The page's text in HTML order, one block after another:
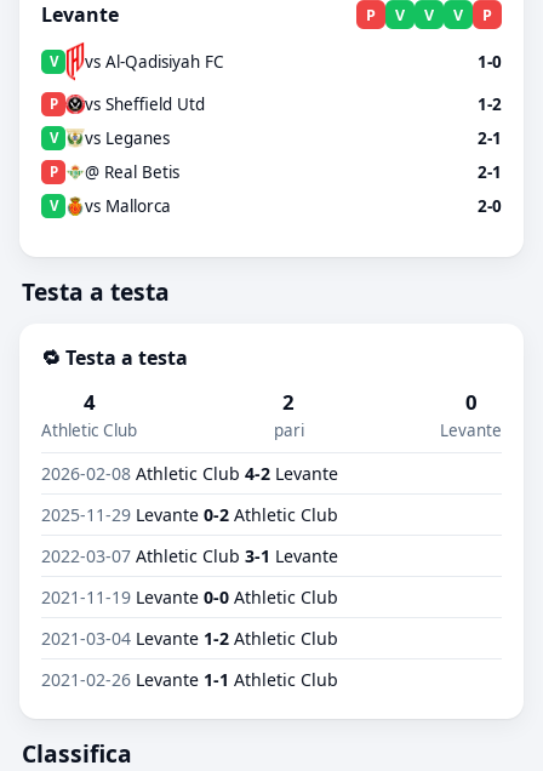
Levante P V V V P
V vs Al-Qadisiyah FC 1-0
P vs Sheffield Utd 1-2
V vs Leganes 2-1
P @ Real Betis 2-1
V vs Mallorca 2-0
Testa a testa
🔁 Testa a testa
4
Athletic Club
2
pari
0
Levante
2026-02-08 Athletic Club 4-2 Levante
2025-11-29 Levante 0-2 Athletic Club
2022-03-07 Athletic Club 3-1 Levante
2021-11-19 Levante 0-0 Athletic Club
2021-03-04 Levante 1-2 Athletic Club
2021-02-26 Levante 1-1 Athletic Club
Classifica